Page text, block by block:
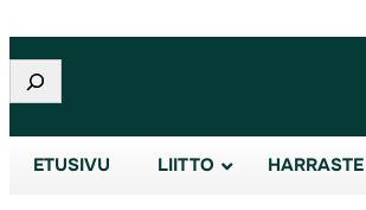
Etsi
ETUSIVU LIITTO HARRASTE